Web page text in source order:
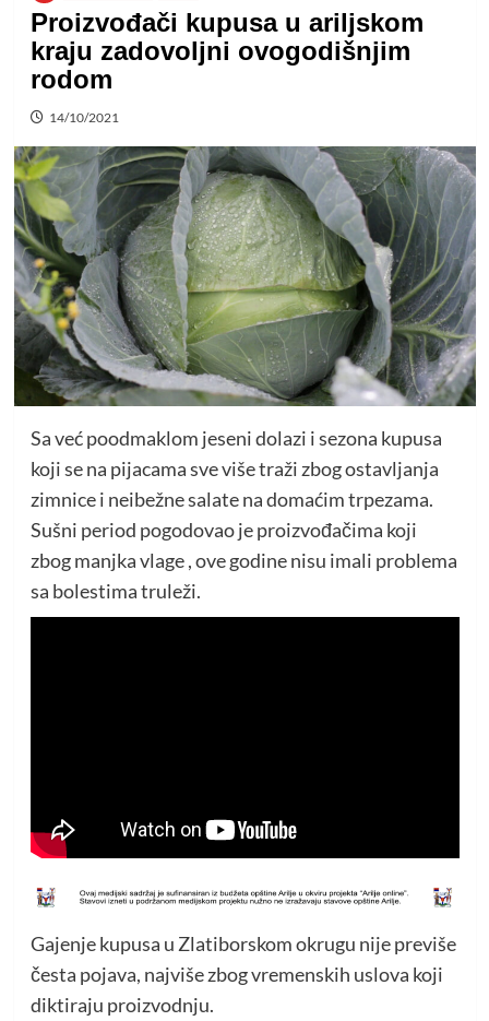
Proizvođači kupusa u ariljskom
kraju zadovoljni ovogodišnjim
rodom
14/10/2021
Sa već poodmaklom jeseni dolazi i sezona kupusa
koji se na pijacama sve više traži zbog ostavljanja
zimnice i neibežne salate na domaćim trpezama.
Sušni period pogodovao je proizvođačima koji
zbog manjka vlage , ove godine nisu imali problema
sa bolestima truleži.
Gajenje kupusa u Zlatiborskom okrugu nije previše
česta pojava, najviše zbog vremenskih uslova koji
diktiraju proizvodnju.